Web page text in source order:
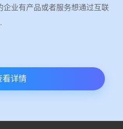
业有产品或者服务想通过互联
看详情